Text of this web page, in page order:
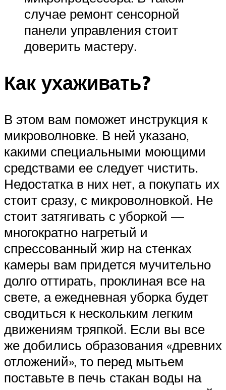
случае ремонт сенсорной
панели управления стоит
доверить мастеру.
Как ухаживать?
В этом вам поможет инструкция к
микроволновке. В ней указано,
какими специальными моющими
средствами ее следует чистить.
Недостатка в них нет, а покупать их
стоит сразу, с микроволновкой. Не
стоит затягивать с уборкой —
многократно нагретый и
спрессованный жир на стенках
камеры вам придется мучительно
долго оттирать, проклиная все на
свете, а ежедневная уборка будет
сводиться к нескольким легким
движениям тряпкой. Если вы все
же добились образования «древних
отложений», то перед мытьем
поставьте в печь стакан воды на